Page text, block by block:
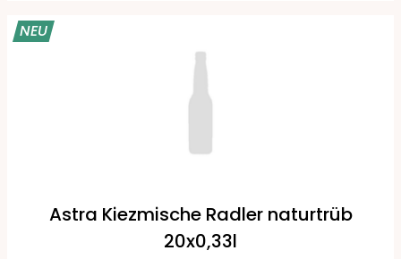
NEU
Astra Kiezmische Radler naturtrüb
20x0,33l